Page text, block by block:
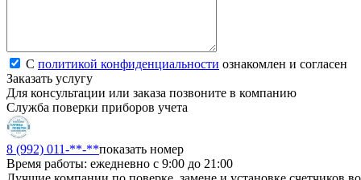
С политикой конфиденциальности ознакомлен и согласен
Заказать услугу
Для консультации или заказа позвоните в компанию
Служба поверки приборов учета
8 (992) 011-**-**показать номер
Время работы: ежедневно с 9:00 до 21:00